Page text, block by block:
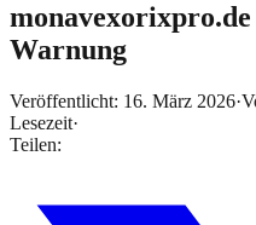
Warnung
Veröffentlicht: 16. März 2026·
Lesezeit·
Teilen: